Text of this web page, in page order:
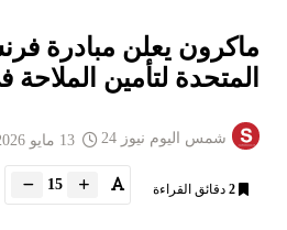
ماكرون يعلن مبادرة
المتحدة لتأمين
شمس اليوم نيوز 24
2 دقائق القراءة 15